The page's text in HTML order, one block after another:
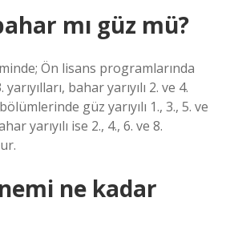
mı güz mü?
Ön lisans programlarında
yarıyılları, bahar yarıyılı 2. ve 4.
güz yarıyılı 1., 3., 5. ve
yarıyılı ise 2., 4., 6. ve 8.
ne kadar